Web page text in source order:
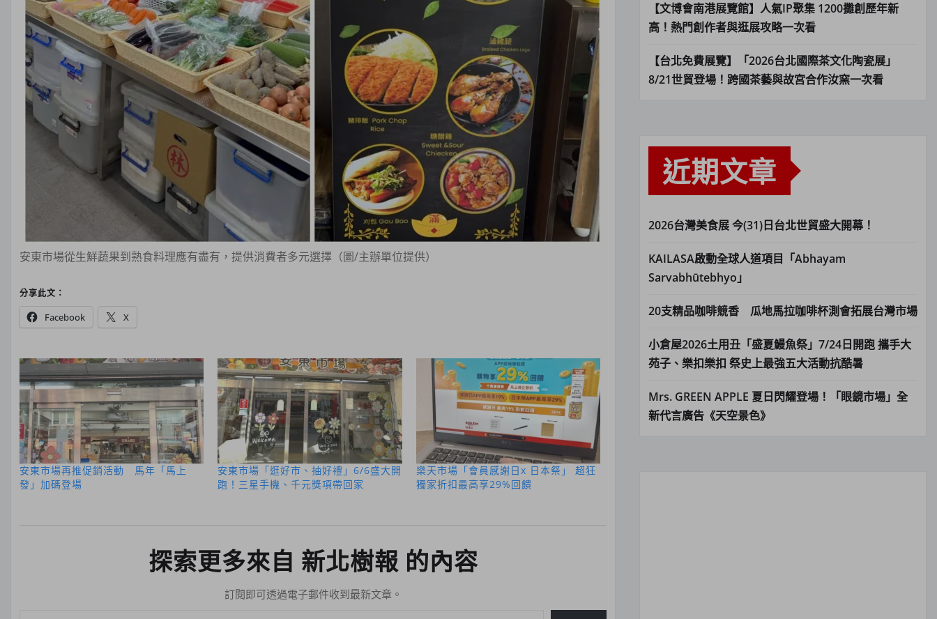
安東市場從生鮮蔬果到熟食料理應有盡有，提供消費者多元選擇（圖/主辦單位提供）
分享此文：
Facebook X
安東市場再推促銷活動 馬年「馬上
發」加碼登場
安東市場「逛好市、抽好禮」6/6盛大開
跑！三星手機、千元獎項帶回家
樂天市場「會員感謝日x 日本祭」 超狂
獨家折扣最高享29%回饋
探索更多來自 新北樹報 的內容
訂閱即可透過電子郵件收到最新文章。
【文博會南港展覽館】人氣IP聚集 1200攤創歷年新
高！熱門創作者與逛展攻略一次看
【台北免費展覽】「2026台北國際茶文化陶瓷展」
8/21世貿登場！跨國茶藝與故宮合作汝窯一次看
近期文章
2026台灣美食展 今(31)日台北世貿盛大開幕！
KAILASA啟動全球人道項目「Abhayam
Sarvabhūtebhyo」
20支精品咖啡競香 瓜地馬拉咖啡杯測會拓展台灣市場
小倉屋2026土用丑「盛夏鰻魚祭」7/24日開跑 攜手大
苑子、樂扣樂扣 祭史上最強五大活動抗酷暑
Mrs. GREEN APPLE 夏日閃耀登場！「眼鏡市場」全
新代言廣告《天空景色》